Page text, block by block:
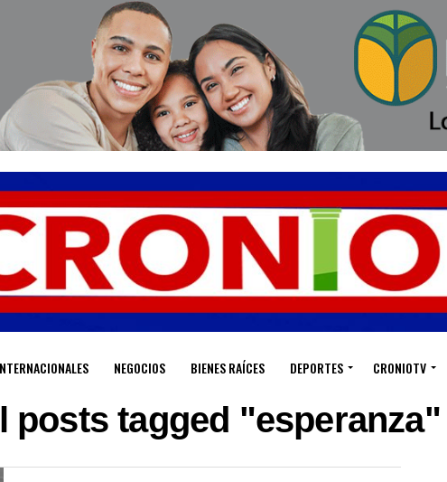
NEGOCIOS BIENES RAÍCES DEPORTES CRONIOTV
posts tagged "esperanza"